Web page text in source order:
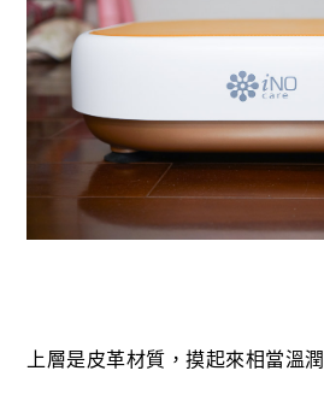
上層是皮革材質，摸起來相當溫潤